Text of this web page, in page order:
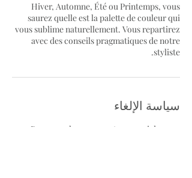
Hiver, Automne, Été ou Printemps, vous
saurez quelle est la palette de couleur qui
vous sublime naturellement. Vous repartirez
avec des conseils pragmatiques de notre
styliste.
سياسة الإلغاء
Pour annuler ou reporter, merci de nous